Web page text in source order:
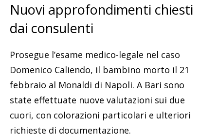
Nuovi approfondimenti chiesti
dai consulenti
Prosegue l’esame medico-legale nel caso
Domenico Caliendo, il bambino morto il 21
febbraio al Monaldi di Napoli. A Bari sono
state effettuate nuove valutazioni sui due
cuori, con colorazioni particolari e ulteriori
richieste di documentazione.